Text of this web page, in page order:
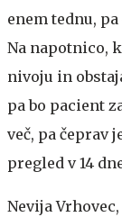
enem tednu,
Na napotnico,
nivoju in
pa bo pacient
več, pa čeprav
pregled v 14
Nevija